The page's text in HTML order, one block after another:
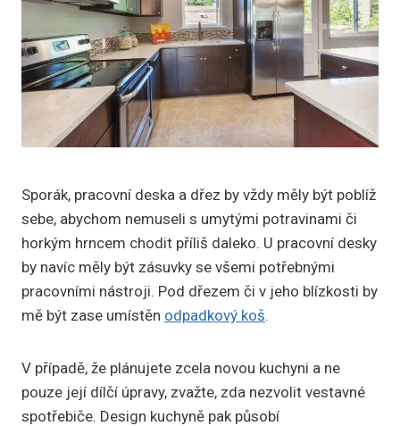
Sporák, pracovní deska a dřez by vždy měly být poblíž
sebe, abychom nemuseli s umytými potravinami či
horkým hrncem chodit příliš daleko. U pracovní desky
by navíc měly být zásuvky se všemi potřebnými
pracovními nástroji. Pod dřezem či v jeho blízkosti by
mě být zase umístěn odpadkový koš.
V případě, že plánujete zcela novou kuchyni a ne
pouze její dílčí úpravy, zvažte, zda nezvolit vestavné
spotřebiče. Design kuchyně pak působí